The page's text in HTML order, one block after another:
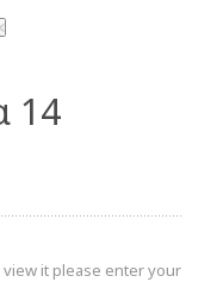
14
it please enter your